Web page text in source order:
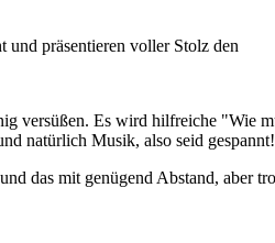
und präsentieren voller Stolz den
versüßen. Es wird hilfreiche "Wie
natürlich Musik, also seid gespannt!
das mit genügend Abstand, aber